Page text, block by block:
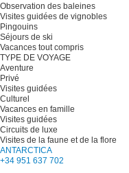
Observation des baleines
Visites guidées de vignobles
Pingouins
Séjours de ski
Vacances tout compris
TYPE DE VOYAGE
Aventure
Privé
Visites guidées
Culturel
Vacances en famille
Visites guidées
Circuits de luxe
Visites de la faune et de la flore
ANTARCTICA
+34 951 637 702